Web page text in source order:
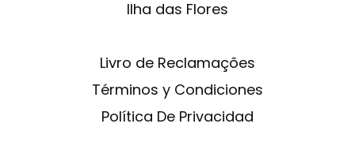
Ilha das Flores
Livro de Reclamações
Términos y Condiciones
Política De Privacidad